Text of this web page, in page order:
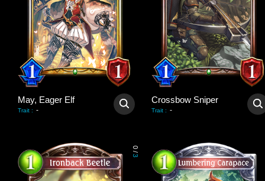
May, Eager Elf
Trait : -
Crossbow Sniper
Trait : -
0
/
3